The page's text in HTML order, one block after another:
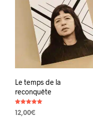
Le temps de la
reconquête
5.00
12,00€